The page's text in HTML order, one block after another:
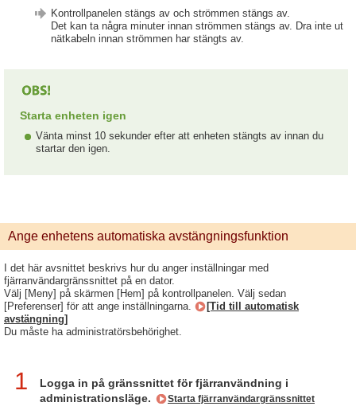
Kontrollpanelen stängs av och strömmen stängs av.
Det kan ta några minuter innan strömmen stängs av. Dra inte ut
nätkabeln innan strömmen har stängts av.
Starta enheten igen
Vänta minst 10 sekunder efter att enheten stängts av innan du
startar den igen.
Ange enhetens automatiska avstängningsfunktion
I det här avsnittet beskrivs hur du anger inställningar med
fjärranvändargränssnittet på en dator.
Välj [Meny] på skärmen [Hem] på kontrollpanelen. Välj sedan
[Preferenser] för att ange inställningarna.
[Tid till automatisk
avstängning]
Du måste ha administratörsbehörighet.
1
Logga in på gränssnittet för fjärranvändning i
administrationsläge.
Starta fjärranvändargränssnittet